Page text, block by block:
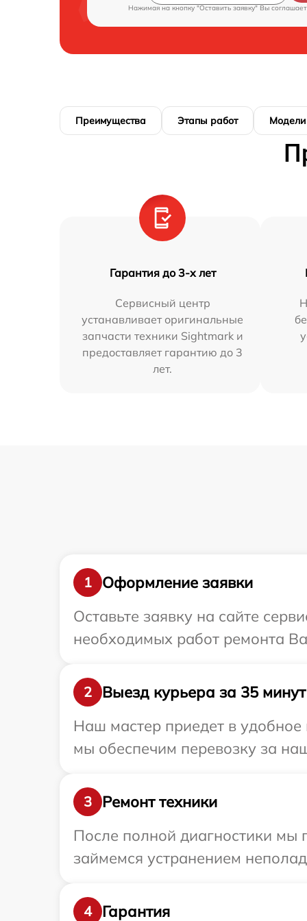
Нажимая на кнопку "Оставить заявку" Вы
Преимущества Этапы работ Модели
Гарантия до 3-х лет
Сервисный центр
устанавливает оригинальные
запчасти техники Sightmark и
предоставляет гарантию до 3
лет.
1
Оформление заявки
Оставьте заявку на сайте
необходимых работ ремонта
2
Выезд курьера за 35 минут
Наш мастер приедет в
мы обеспечим перевозку за
3
Ремонт техники
После полной диагностики мы
займемся устранением
4 Гарантия